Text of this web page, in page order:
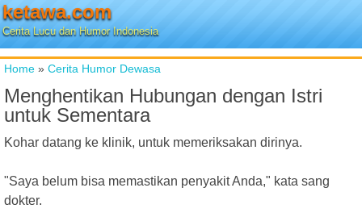
ketawa.com
Cerita Lucu dan Humor Indonesia
Home » Cerita Humor Dewasa
Menghentikan Hubungan dengan Istri
untuk Sementara
Kohar datang ke klinik, untuk memeriksakan dirinya.
"Saya belum bisa memastikan penyakit Anda," kata sang
dokter.